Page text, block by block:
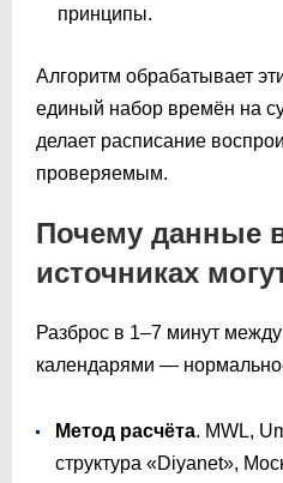
принципы.
Алгоритм обрабатывает
единый набор времён на
делает расписание
проверяемым.
Почему данные
источниках
Разброс в 1–7 минут
календарями —
Метод расчёта. MWL,
структура «Diyanet»,